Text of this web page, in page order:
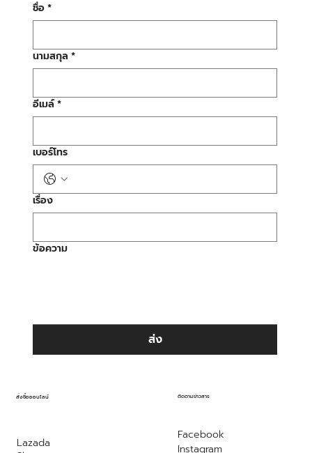
Facebook
Instagram
ติดตามข่าวสาร
สั่งซื้อออนไลน์
Lazada
ชื่อ*
นามสกุล *
อีเมล์*
เบอร์โทร
เรื่อง
ข้อความ
ส่ง